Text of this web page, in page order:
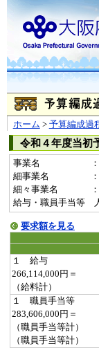
ホーム > 予算編成過
令和４年度当
事業名
細事業名
細々事業名
給与・職員手当等
要求額を見る
１ 給与
266,114,000円＝
（給料計）
１ 職員手当等
283,606,000円＝
（職員手当等計）
（職員手当等計）